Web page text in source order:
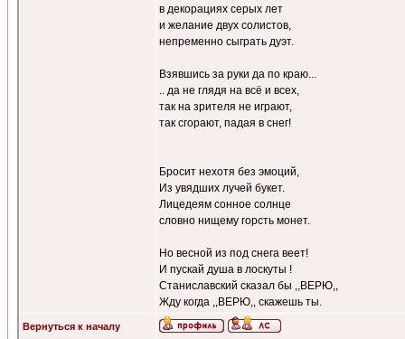
в декорациях серых лет
и желание двух солистов,
непременно сыграть дуэт.
Взявшись за руки да по краю...
.. да не глядя на всё и всех,
так на зрителя не играют,
так сгорают, падая в снег!
Бросит нехотя без эмоций,
Из увядших лучей букет.
Лицедеям сонное солнце
словно нищему горсть монет.
Но весной из под снега веет!
И пускай душа в лоскуты !
Станиславский сказал бы ,,ВЕРЮ,,
Жду когда ,,ВЕРЮ,, скажешь ты.
Вернуться к началу